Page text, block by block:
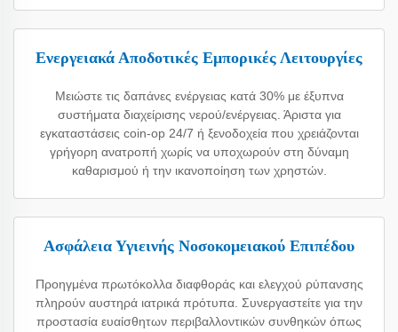
Ενεργειακά Αποδοτικές Εμπορικές Λειτουργίες
Μειώστε τις δαπάνες ενέργειας κατά 30% με έξυπνα
συστήματα διαχείρισης νερού/ενέργειας. Άριστα για
εγκαταστάσεις coin-op 24/7 ή ξενοδοχεία που χρειάζονται
γρήγορη ανατροπή χωρίς να υποχωρούν στη δύναμη
καθαρισμού ή την ικανοποίηση των χρηστών.
Ασφάλεια Υγιεινής Νοσοκομειακού Επιπέδου
Προηγμένα πρωτόκολλα διαφθοράς και ελεγχού ρύπανσης
πληρούν αυστηρά ιατρικά πρότυπα. Συνεργαστείτε για την
προστασία ευαίσθητων περιβαλλοντικών συνθηκών όπως